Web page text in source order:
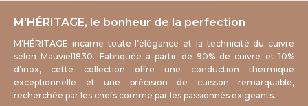
M’HÉRITAGE, le bonheur de la perfection
M’HÉRITAGE incarne toute l’élégance et la technicité du cuivre
selon Mauviel1830. Fabriquée à partir de 90% de cuivre et 10%
d’inox, cette collection offre une conduction thermique
exceptionnelle et une précision de cuisson remarquable,
recherchée par les chefs comme par les passionnés exigeants.
Gaz
Électrique